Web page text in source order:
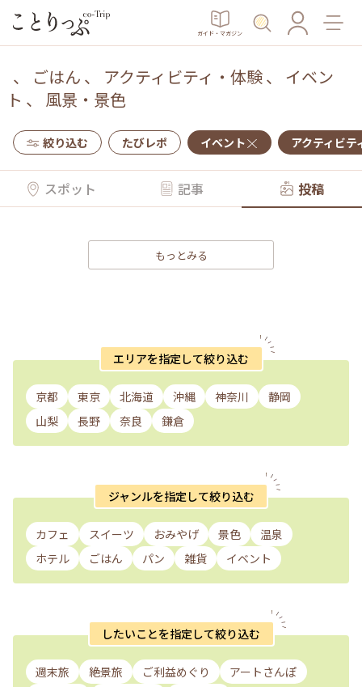
ガイド・マガジン
、 ごはん 、 アクティビティ・体験、 イベン
ト 、 風景・景色
絞り込む たびレポ イベント アクティビテ
スポット 記事 投稿
もっとみる
エリアを指定して絞り込む
京都 東京 北海道 沖縄 神奈川
静岡
山梨
長野 奈良 鎌倉
ジャンルを指定して絞り込む
カフェ スイーツ おみやげ 景色
温泉
ホテル
ごはん パン 雑貨 イベント
したいことを指定して絞り込む
週末旅 絶景旅 ご利益めぐり
アートさんぽ